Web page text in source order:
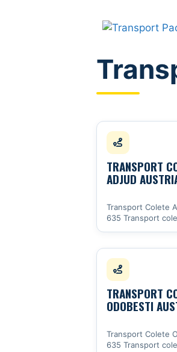
TRANSPORT
ADJUD
Transport Colete
635 Transport
Vezi detalii
TRANSPORT
ODOBESTI
Transport Colete
635 Transport